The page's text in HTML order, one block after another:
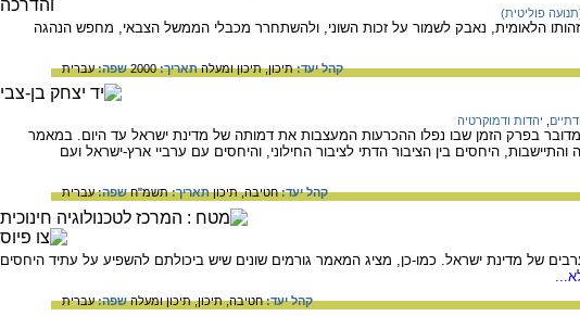
פוליטית)
הלאומית, נאבק לשמור על זכות השוני, ולהשתחרר מכבלי הממשל הצבאי, מחפש הנהגה
קהל יעד:תיכון,תיכון ומעלהתאריך:2000 שפה:עברית
יהדות ודמוקרטיה
בפרק הזמן שבו נפלו ההכרעות המעצבות את דמותה של מדינת ישראל עד היום. במאמר
היחסים בין הציבור הדתי לציבור החילוני, והיחסים עם ערביי ארץ-ישראל ועם
קהל יעד:חטיבה,תיכוןתאריך:תשמ"חשפה:עברית
של מדינת ישראל. כמו-כן, מציג המאמר גורמים שונים שיש ביכולתם להשפיע על עתיד היחסים
קהל יעד:חטיבה,תיכון,תיכון ומעלהשפה:עברית